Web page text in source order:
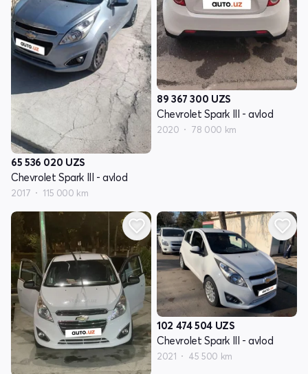
65 536 020 UZS
Chevrolet Spark III - avlod
2017 115 000 km
89 367 300 UZS
Chevrolet Spark III - avlod
2020 78 000 km
102 474 504 UZS
Chevrolet Spark III - avlod
2021 45 500 km